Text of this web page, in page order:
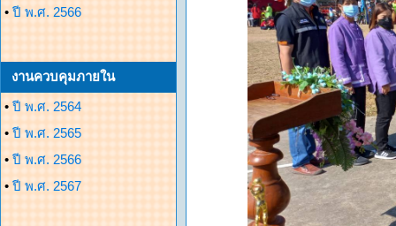
• ปี พ.ศ. 2566
งานควบคุมภายใน
• ปี พ.ศ. 2564
• ปี พ.ศ. 2565
• ปี พ.ศ. 2566
• ปี พ.ศ. 2567